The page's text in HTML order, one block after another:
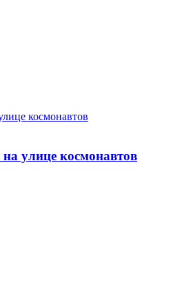
улице космонавтов